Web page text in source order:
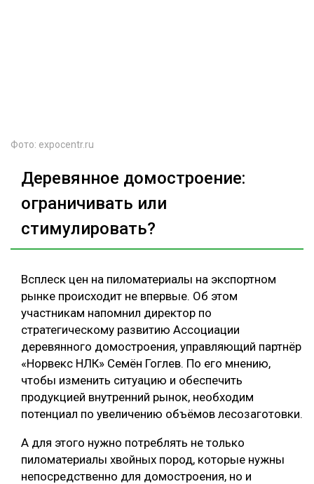
Фото: expocentr.ru
Деревянное домостроение:
ограничивать или
стимулировать?
Всплеск цен на пиломатериалы на экспортном
рынке происходит не впервые. Об этом
участникам напомнил директор по
стратегическому развитию Ассоциации
деревянного домостроения, управляющий партнёр
«Норвекс НЛК» Семён Гоглев. По его мнению,
чтобы изменить ситуацию и обеспечить
продукцией внутренний рынок, необходим
потенциал по увеличению объёмов лесозаготовки.
А для этого нужно потреблять не только
пиломатериалы хвойных пород, которые нужны
непосредственно для домостроения, но и